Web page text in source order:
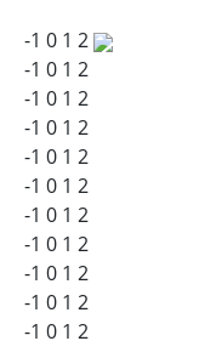
-1 0 1 2
-1 0 1 2
-1 0 1 2
-1 0 1 2
-1 0 1 2
-1 0 1 2
-1 0 1 2
-1 0 1 2
-1 0 1 2
-1 0 1 2
-1 0 1 2